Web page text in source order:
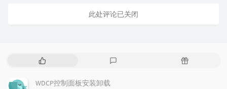
此处评论已关闭
热
文
随
WDCP控制面板安装卸载